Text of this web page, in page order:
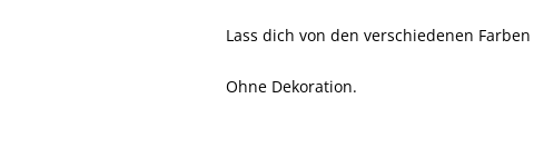
Lass dich von den verschiedenen
Ohne Dekoration.